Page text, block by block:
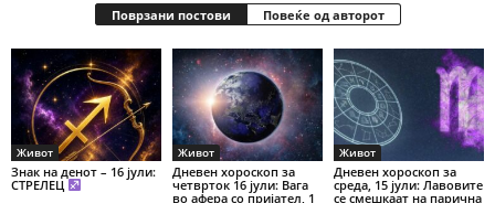
Поврзани постови Повеќе од авторот
Живот
Знак на денот – 16 јули:
СТРЕЛЕЦ
Живот
Дневен хороскоп за
четврток 16 јули: Вага
во афера со пријател, 1
Живот
Дневен хороскоп за
среда, 15 јули: Лавовите
се смешкаат на парична